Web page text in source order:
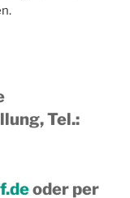
Tel.:
oder per